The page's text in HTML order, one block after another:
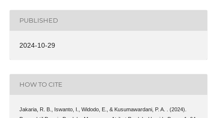
PUBLISHED
2024-10-29
HOW TO CITE
Jakaria, R. B., Iswanto, I., Widodo, E., & Kusumawardani, P. A. . (2024).